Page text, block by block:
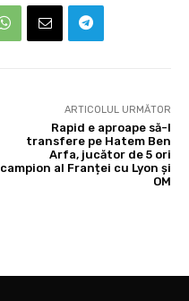
ARTICOLUL URMĂTOR
Rapid e aproape să-l
transfere pe Hatem Ben
Arfa, jucător de 5 ori
campion al Franței cu Lyon și
OM